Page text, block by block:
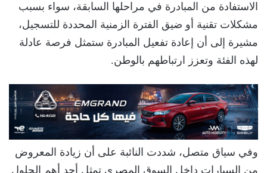
الاستفادة من المبادرة في مراحلها السابقة، سواء بسبب
مشكلات تقنية أو ضيق الفترة الزمنية المحددة للتسجيل،
مشيرة إلى أن إعادة تفعيل المبادرة ستمثل فرصة عادلة
لهذه الفئة وتعزز ارتباطهم بالوطن.
وفي سياق متصل، شددت النائبة على أن زيادة المعروض
من السيارات داخل السوق المصري تمثل أحد أهم الحلول